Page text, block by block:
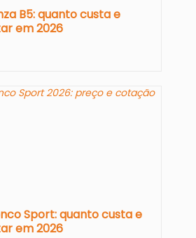
B5: quanto custa e
em 2026
Sport: quanto custa e
em 2026